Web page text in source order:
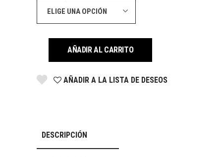
ELIGE UNA OPCIÓN
AÑADIR AL CARRITO
AÑADIR A LA LISTA DE DESEOS
DESCRIPCIÓN